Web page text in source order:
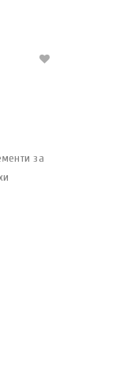
за